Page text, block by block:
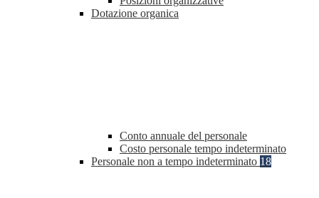
Dotazione organica
Conto annuale del personale
Costo personale tempo indeterminato
Personale non a tempo indeterminato 18